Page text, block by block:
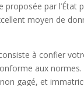
proposée par
moyen de
à confier
aux
gagé, et